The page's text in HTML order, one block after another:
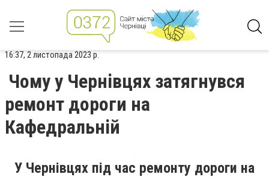
16:37, 2 листопада 2023 р.
Чому у Чернівцях затягнувся
ремонт дороги на
Кафедральній
У Чернівцях під час ремонту дороги на